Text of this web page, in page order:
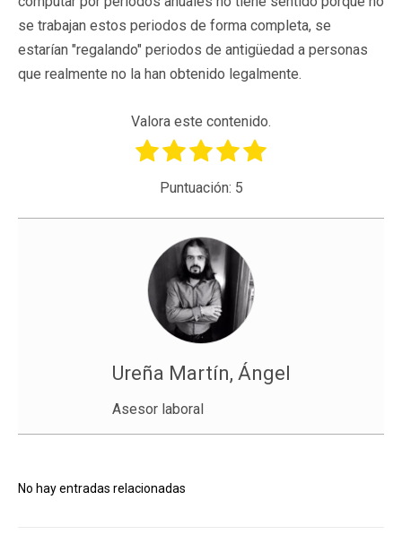
se trabajan estos periodos de forma completa, se
estarían "regalando" periodos de antigüedad a personas
que realmente no la han obtenido legalmente.
Valora este contenido.
Puntuación: 5
Ureña Martín, Ángel
Asesor laboral
No hay entradas relacionadas